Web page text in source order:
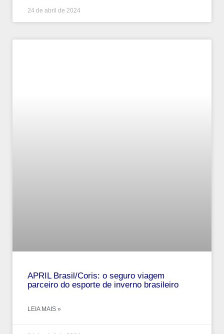
24 de abril de 2024
APRIL Brasil/Coris: o seguro viagem
parceiro do esporte de inverno brasileiro
LEIA MAIS »